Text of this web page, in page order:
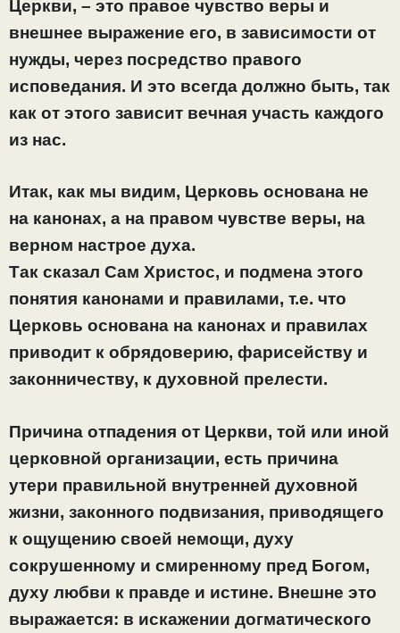
Церкви, – это правое чувство веры и
внешнее выражение его, в зависимости от
нужды, через посредство правого
исповедания. И это всегда должно быть, так
как от этого зависит вечная участь каждого
из нас.
Итак, как мы видим, Церковь основана не
на канонах, а на правом чувстве веры, на
верном настрое духа.
Так сказал Сам Христос, и подмена этого
понятия канонами и правилами, т.е. что
Церковь основана на канонах и правилах
приводит к обрядоверию, фарисейству и
законничеству, к духовной прелести.
Причина отпадения от Церкви, той или иной
церковной организации, есть причина
утери правильной внутренней духовной
жизни, законного подвизания, приводящего
к ощущению своей немощи, духу
сокрушенному и смиренному пред Богом,
духу любви к правде и истине. Внешне это
выражается: в искажении догматического